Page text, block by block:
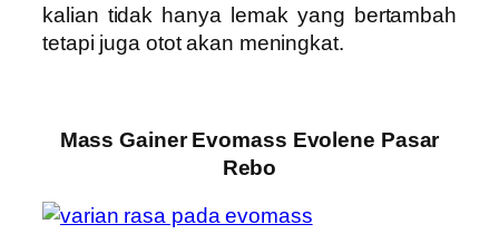
kalian tidak hanya lemak yang bertambah
tetapi juga otot akan meningkat.
Mass Gainer Evomass Evolene Pasar
Rebo